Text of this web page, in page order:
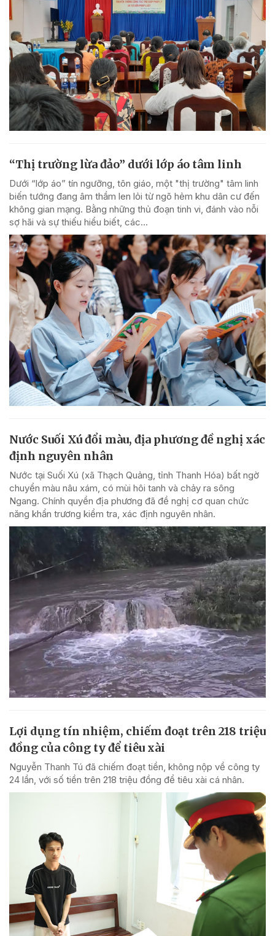
“Thị trường lừa đảo” dưới lớp áo tâm linh
Dưới “lớp áo” tín ngưỡng, tôn giáo, một "thị trường" tâm linh
biến tướng đang âm thầm len lỏi từ ngõ hẻm khu dân cư đến
không gian mạng. Bằng những thủ đoạn tinh vi, đánh vào nỗi
sợ hãi và sự thiếu hiểu biết, các...
Nước Suối Xú đổi màu, địa phương đề nghị xác
định nguyên nhân
Nước tại Suối Xú (xã Thạch Quảng, tỉnh Thanh Hóa) bất ngờ
chuyển màu nâu xám, có mùi hôi tanh và chảy ra sông
Ngang. Chính quyền địa phương đã đề nghị cơ quan chức
năng khẩn trương kiểm tra, xác định nguyên nhân.
Lợi dụng tín nhiệm, chiếm đoạt trên 218 triệu
đồng của công ty để tiêu xài
Nguyễn Thanh Tú đã chiếm đoạt tiền, không nộp về công ty
24 lần, với số tiền trên 218 triệu đồng để tiêu xài cá nhân.